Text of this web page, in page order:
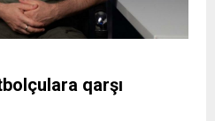
qarşı